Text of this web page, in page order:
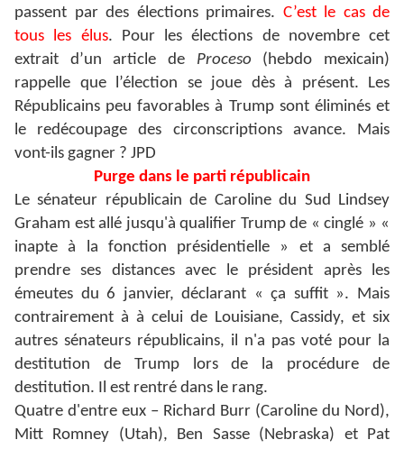
passent par des élections primaires. C’est le cas de
tous les élus. Pour les élections de novembre cet
extrait d’un article de Proceso (hebdo mexicain)
rappelle que l’élection se joue dès à présent. Les
Républicains peu favorables à Trump sont éliminés et
le redécoupage des circonscriptions avance. Mais
vont-ils gagner ? JPD
Purge dans le parti républicain
Le sénateur républicain de Caroline du Sud Lindsey
Graham est allé jusqu'à qualifier Trump de « cinglé » «
inapte à la fonction présidentielle » et a semblé
prendre ses distances avec le président après les
émeutes du 6 janvier, déclarant « ça suffit ». Mais
contrairement à à celui de Louisiane, Cassidy, et six
autres sénateurs républicains, il n'a pas voté pour la
destitution de Trump lors de la procédure de
destitution. Il est rentré dans le rang.
Quatre d'entre eux – Richard Burr (Caroline du Nord),
Mitt Romney (Utah), Ben Sasse (Nebraska) et Pat